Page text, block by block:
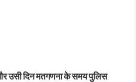
उसी दिन मतगणना के समय पुलिस